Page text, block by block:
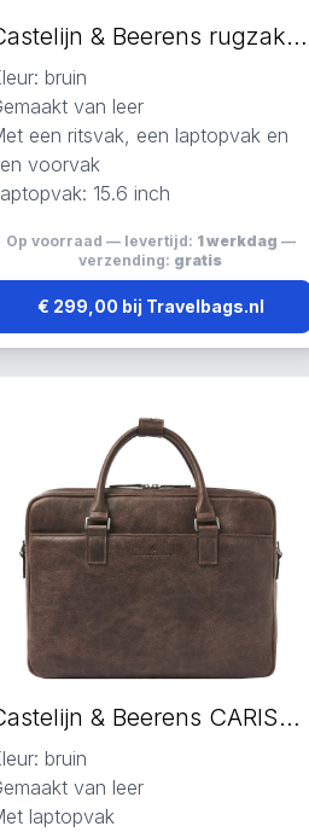
Castelijn & Beerens rugzak bruin
bruin
van leer
een ritsvak, een laptopvak en
voorvak
15.6 inch
Op voorraad — levertijd: 1 werkdag —
verzending: gratis
€ 299,00 bij Travelbags.nl
Castelijn & Beerens CARISMA schoudertas bruin
bruin
van leer
laptopvak